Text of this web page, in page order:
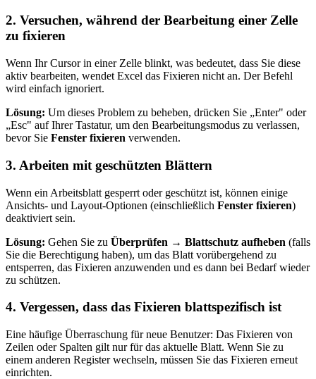
2. Versuchen, während der Bearbeitung einer Zelle
zu fixieren
Wenn Ihr Cursor in einer Zelle blinkt, was bedeutet, dass Sie diese
aktiv bearbeiten, wendet Excel das Fixieren nicht an. Der Befehl
wird einfach ignoriert.
Lösung: Um dieses Problem zu beheben, drücken Sie „Enter" oder
„Esc" auf Ihrer Tastatur, um den Bearbeitungsmodus zu verlassen,
bevor Sie Fenster fixieren verwenden.
3. Arbeiten mit geschützten Blättern
Wenn ein Arbeitsblatt gesperrt oder geschützt ist, können einige
Ansichts- und Layout-Optionen (einschließlich Fenster fixieren)
deaktiviert sein.
Lösung: Gehen Sie zu Überprüfen → Blattschutz aufheben (falls
Sie die Berechtigung haben), um das Blatt vorübergehend zu
entsperren, das Fixieren anzuwenden und es dann bei Bedarf wieder
zu schützen.
4. Vergessen, dass das Fixieren blattspezifisch ist
Eine häufige Überraschung für neue Benutzer: Das Fixieren von
Zeilen oder Spalten gilt nur für das aktuelle Blatt. Wenn Sie zu
einem anderen Register wechseln, müssen Sie das Fixieren erneut
einrichten.